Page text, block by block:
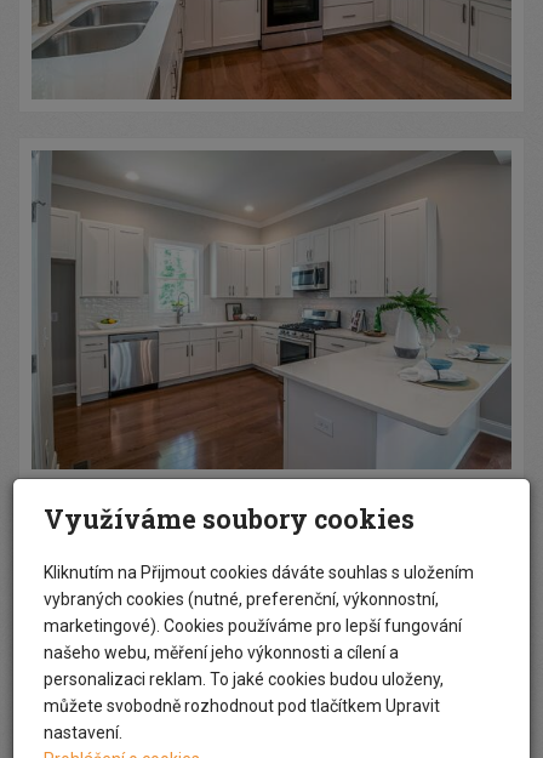
« zpět
Realizace
Celková rekonstrukce domu Na
Bořislavce, Praha 6
Využíváme soubory cookies
Kliknutím na Přijmout cookies dáváte souhlas s uložením
vybraných cookies (nutné, preferenční, výkonnostní,
marketingové). Cookies používáme pro lepší fungování
našeho webu, měření jeho výkonnosti a cílení a
personalizaci reklam. To jaké cookies budou uloženy,
můžete svobodně rozhodnout pod tlačítkem Upravit
nastavení.